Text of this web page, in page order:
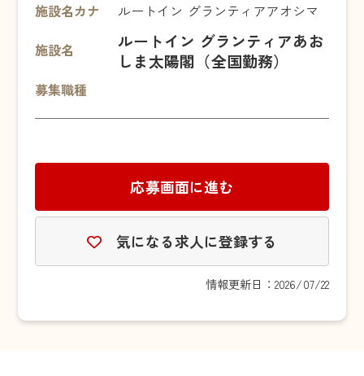
施設名カナ
ルートイン グランティアアオシマ
施設名
ルートイン グランティアあお
しま太陽閣（全国勤務）
募集職種
応募画面に進む
気になる求人に登録する
情報更新日：2026/07/22